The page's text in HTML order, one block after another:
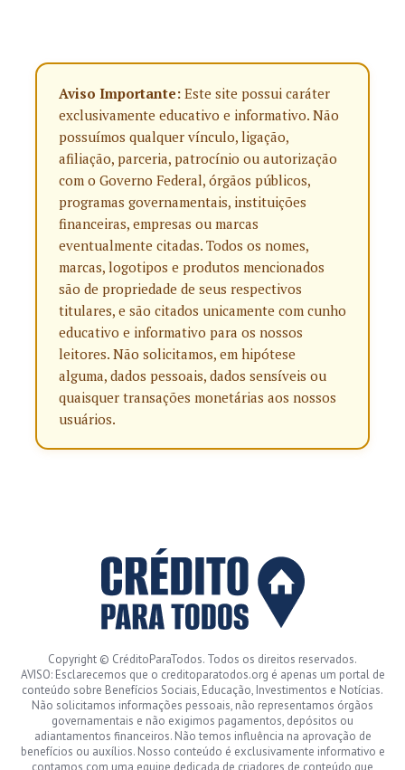
Aviso Importante: Este site possui caráter
exclusivamente educativo e informativo. Não
possuímos qualquer vínculo, ligação,
afiliação, parceria, patrocínio ou autorização
com o Governo Federal, órgãos públicos,
programas governamentais, instituições
financeiras, empresas ou marcas
eventualmente citadas. Todos os nomes,
marcas, logotipos e produtos mencionados
são de propriedade de seus respectivos
titulares, e são citados unicamente com cunho
educativo e informativo para os nossos
leitores. Não solicitamos, em hipótese
alguma, dados pessoais, dados sensíveis ou
quaisquer transações monetárias aos nossos
usuários.
Copyright © CréditoParaTodos. Todos os direitos reservados.
AVISO: Esclarecemos que o creditoparatodos.org é apenas um portal de
conteúdo sobre Benefícios Sociais, Educação, Investimentos e Notícias.
Não solicitamos informações pessoais, não representamos órgãos
governamentais e não exigimos pagamentos, depósitos ou
adiantamentos financeiros. Não temos influência na aprovação de
benefícios ou auxílios. Nosso conteúdo é exclusivamente informativo e
contamos com uma equipe dedicada de criadores de conteúdo que